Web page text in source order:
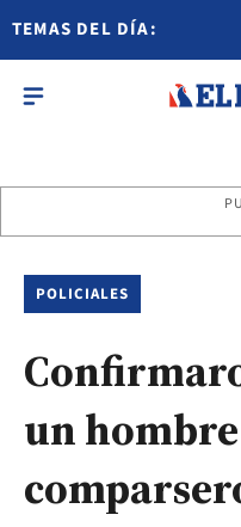
TEMAS DEL DÍA:
POLICIALES
un